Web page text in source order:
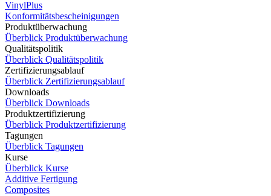
VinylPlus
Konformitätsbescheinigungen
Produktüberwachung
Überblick Produktüberwachung
Qualitätspolitik
Überblick Qualitätspolitik
Zertifizierungsablauf
Überblick Zertifizierungsablauf
Downloads
Überblick Downloads
Produktzertifizierung
Überblick Produktzertifizierung
Tagungen
Überblick Tagungen
Kurse
Überblick Kurse
Additive Fertigung
Composites